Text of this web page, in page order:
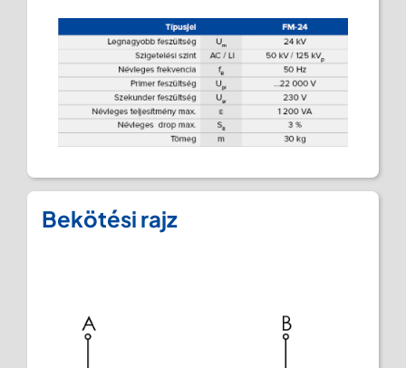
Bekötési rajz